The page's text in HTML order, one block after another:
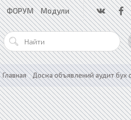
ФОРУМ Модули
Главная»Доска объявлений аудит бух